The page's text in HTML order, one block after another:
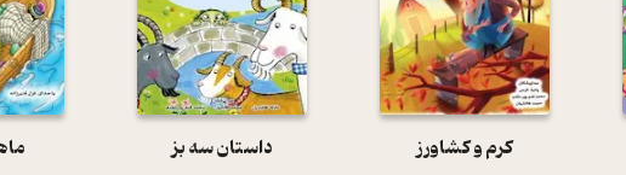
کرم و کشاورز داستان سه بز